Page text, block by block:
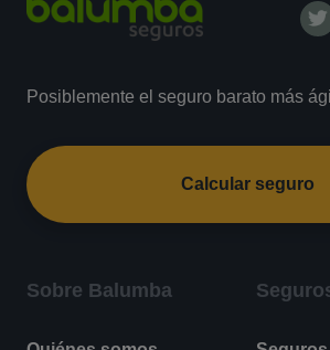
Posiblemente el seguro barato más
Calcular seguro
Sobre Balumba